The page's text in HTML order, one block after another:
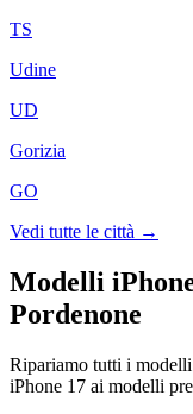
TS
Udine
UD
Gorizia
GO
Vedi tutte le città →
Modelli
Pordenone
Ripariamo tutti i
iPhone 17 ai modelli